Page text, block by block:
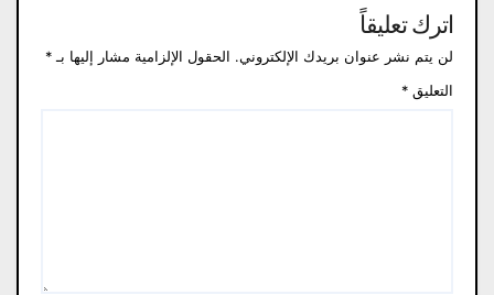
اترك تعليقاً
لن يتم نشر عنوان بريدك الإلكتروني. الحقول الإلزامية مشار إليها بـ *
التعليق *